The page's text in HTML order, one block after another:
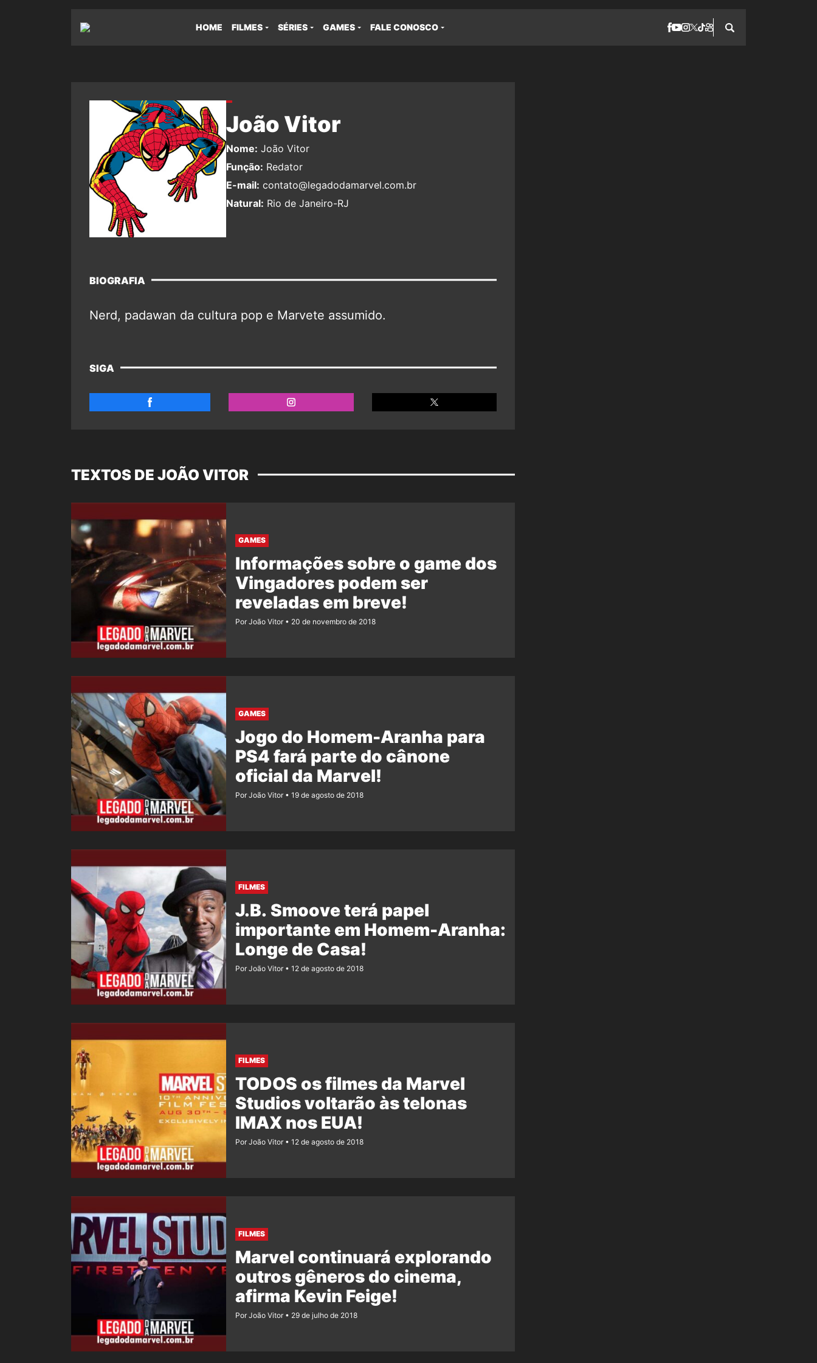
HOME FILMES SÉRIES GAMES FALE CONOSCO
João Vitor
Nome: João Vitor
Função: Redator
E-mail: contato@legadodamarvel.com.br
Natural: Rio de Janeiro-RJ
BIOGRAFIA
Nerd, padawan da cultura pop e Marvete assumido.
SIGA
TEXTOS DE JOÃO VITOR
GAMES
Informações sobre o game dos
Vingadores podem ser
reveladas em breve!
Por João Vitor 20 de novembro de 2018
GAMES
Jogo do Homem-Aranha para
PS4 fará parte do cânone
oficial da Marvel!
Por João Vitor 19 de agosto de 2018
FILMES
J.B. Smoove terá papel
importante em Homem-Aranha:
Longe de Casa!
Por João Vitor 12 de agosto de 2018
FILMES
TODOS os filmes da Marvel
Studios voltarão às telonas
IMAX nos EUA!
Por João Vitor 12 de agosto de 2018
FILMES
Marvel continuará explorando
outros gêneros do cinema,
afirma Kevin Feige!
Por João Vitor 29 de julho de 2018